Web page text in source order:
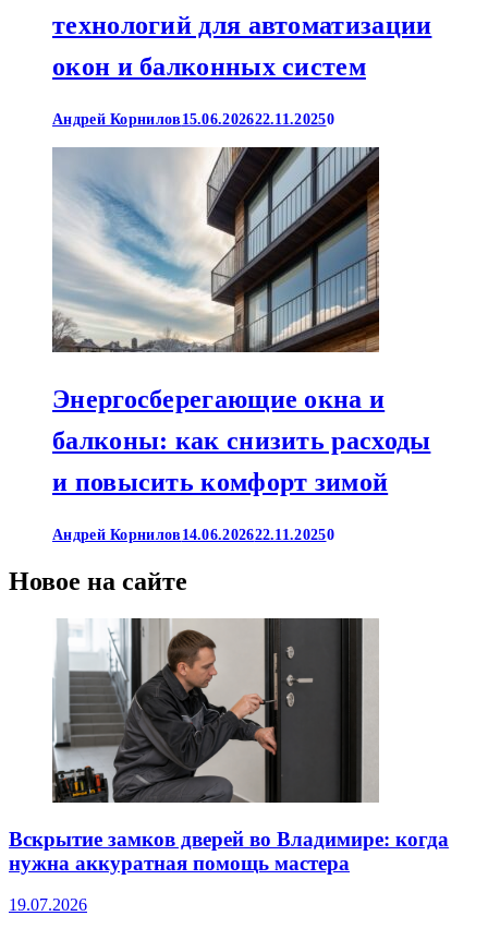
технологий для автоматизации
окон и балконных систем
Андрей Корнилов 15.06.202622.11.20250
Энергосберегающие окна и
балконы: как снизить расходы
и повысить комфорт зимой
Андрей Корнилов 14.06.202622.11.20250
Новое на сайте
Вскрытие замков дверей во Владимире: когда
нужна аккуратная помощь мастера
19.07.2026